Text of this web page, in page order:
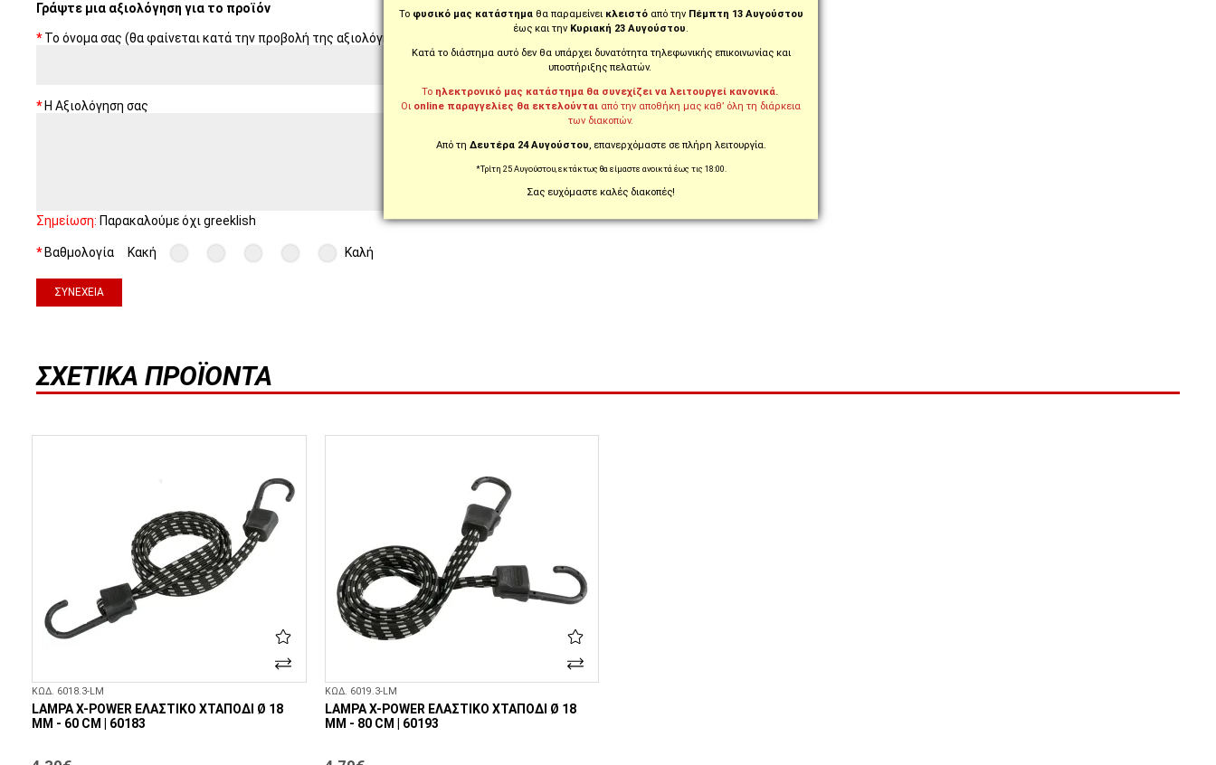
Γράψτε μια αξιολόγηση για το προϊόν
Το όνομα σας (θα φαίνεται κατά την προβολή της αξιολόγησης!)
Η Αξιολόγηση σας
Σημείωση: Παρακαλούμε όχι greeklish
Βαθμολογία Κακή Καλή
ΣΥΝΈΧΕΙΑ
ΣΧΕΤΙΚΆ ΠΡΟΪΌΝΤΑ
ΚΩΔ. 6018.3-LM
LAMPA X-POWER ΕΛΑΣΤΙΚΌ ΧΤΑΠΌΔΙ Ø 18
MM - 60 CM | 60183
ΚΩΔ. 6019.3-LM
LAMPA X-POWER ΕΛΑΣΤΙΚΌ ΧΤΑΠΌΔΙ Ø 18
MM - 80 CM | 60193
Το φυσικό μας κατάστημαθα παραμείνει κλειστό από τηνΠέμπτη 13 Αυγούστου
έως και την Κυριακή 23 Αυγούστου.
Κατά το διάστημα αυτό δεν θα υπάρχει δυνατότητα τηλεφωνικής επικοινωνίας και
υποστήριξης πελατών.
Το ηλεκτρονικό μας κατάστημα θα συνεχίζει να λειτουργεί κανονικά.
Οι online παραγγελίες θα εκτελούνται από την αποθήκη μας καθ’ όλη τη διάρκεια
των διακοπών.
Από τη Δευτέρα 24 Αυγούστου, επανερχόμαστε σε πλήρη λειτουργία.
*Τρίτη 25 Αυγούστου, εκτάκτως θα είμαστε ανοικτά έως τις 18:00.
Σας ευχόμαστε καλές διακοπές!